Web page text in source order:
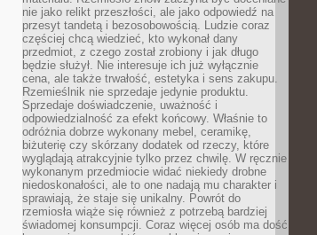
nie jako relikt przeszłości, ale jako odpowiedź na
przesyt tandetą i bezosobowością. Ludzie coraz
częściej chcą wiedzieć, kto wykonał dany
przedmiot, z czego został zrobiony i jak długo
będzie służył. Nie interesuje ich już wyłącznie
cena, ale także trwałość, estetyka i sens zakupu.
Rzemieślnik nie sprzedaje jedynie produktu.
Sprzedaje doświadczenie, uważność i
odpowiedzialność za efekt końcowy. Właśnie to
odróżnia dobrze wykonany mebel, ceramikę,
biżuterię czy skórzany dodatek od rzeczy, które
wyglądają atrakcyjnie tylko przez chwilę. W ręcznie
wykonanym przedmiocie widać niekiedy drobne
niedoskonałości, ale to one nadają mu charakter i
sprawiają, że staje się unikalny. Powrót do
rzemiosła wiąże się również z potrzebą bardziej
świadomej konsumpcji. Coraz więcej osób ma dość